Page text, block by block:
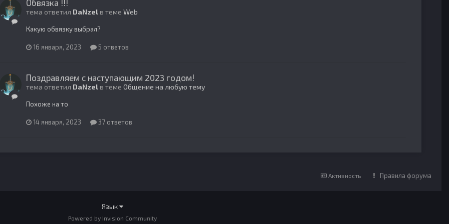
Обвязка !!!
тема ответил DaNzelв теме Web
Какую обвязку выбрал?
16 января, 2023 5 ответов
Поздравляем с наступающим 2023 годом!
тема ответил DaNzelв теме Общение на любую тему
Похоже на то
14 января, 2023 37 ответов
Активность Правила форума
Язык
Powered by Invision Community